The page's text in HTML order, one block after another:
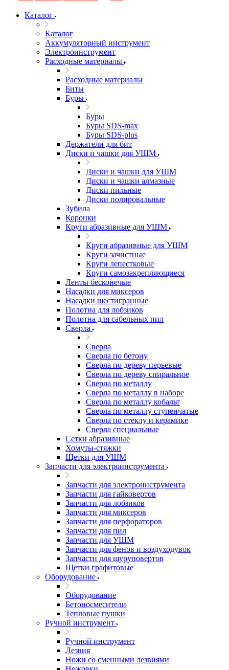
Каталог
Каталог
Аккумуляторный инструмент
Электроинструмент
Расходные материалы
Расходные материалы
Биты
Буры
Буры
Буры SDS-max
Буры SDS-plus
Держатели для бит
Диски и чашки для УШМ
Диски и чашки для УШМ
Диски и чашки алмазные
Диски пильные
Диски полировальные
Зубила
Коронки
Круги абразивные для УШМ
Круги абразивные для УШМ
Круги зачистные
Круги лепестковые
Круги самозакрепляющиеся
Ленты бесконечые
Насадки для миксеров
Насадки шестигранные
Полотна для лобзиков
Полотна для сабельных пил
Сверла
Сверла
Сверла по бетону
Сверла по дереву перьевые
Сверла по дереву спиральное
Сверла по металлу
Сверла по металлу в наборе
Сверла по металлу кобальт
Сверла по металлу ступенчатые
Сверла по стеклу и керамике
Сверла специальные
Сетки абразивные
Хомуты-стяжки
Щетки для УШМ
Запчасти для электроинструмента
Запчасти для электроинструмента
Запчасти для гайковертов
Запчасти для лобзиков
Запчасти для миксеров
Запчасти для перфораторов
Запчасти для пил
Запчасти для УШМ
Запчасти для фенов и воздуходувок
Запчасти для шуруповертов
Щетки графитовые
Оборудование
Оборудование
Бетоносмесители
Тепловые пушки
Ручной инструмент
Ручной инструмент
Лезвия
Ножи со сменными лезвиями